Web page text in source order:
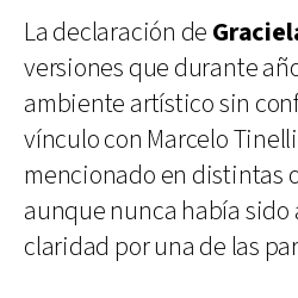
La declaración de
versiones que durante
ambiente artístico sin
vínculo con Marcelo
mencionado en distintas
aunque nunca había
claridad por una de las